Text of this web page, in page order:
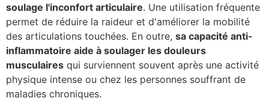
soulage l'inconfort articulaire. Une utilisation fréquente
permet de réduire la raideur et d'améliorer la mobilité
des articulations touchées. En outre, sa capacité anti-
inflammatoire aide à soulager les douleurs
musculaires qui surviennent souvent après une activité
physique intense ou chez les personnes souffrant de
maladies chroniques.